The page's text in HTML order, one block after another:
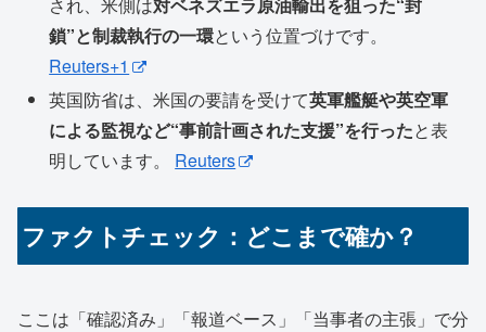
鎖”と制裁執行の一環という位置づけです。
Reuters+1
英国防省は、米国の要請を受けて英軍艦艇や英空軍
による監視など“事前計画された支援”を行ったと表
明しています。 Reuters
ファクトチェック：どこまで確か？
ここは「確認済み」「報道ベース」「当事者の主張」で分